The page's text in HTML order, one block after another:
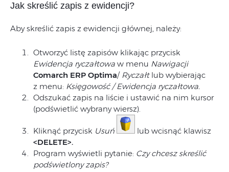
Jak skreślić zapis z ewidencji?
Aby skreślić zapis z ewidencji głównej, należy:
Otworzyć listę zapisów klikając przycisk
Ewidencja ryczałtowa w menu Nawigacji
Comarch ERP Optima/ Ryczałtlub wybierając
z menu: Księgowość / Ewidencja ryczałtowa.
Odszukać zapis na liście i ustawić na nim kursor
(podświetlić wybrany wiersz).
Kliknąć przycisk Usuń
lub wcisnąć klawisz
<DELETE>.
Program wyświetli pytanie: Czy chcesz skreślić
podświetlony zapis?